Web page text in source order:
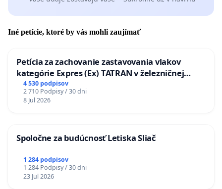
Iné petície, ktoré by vás mohli zaujímať
Petícia za zachovanie zastavovania vlakov
kategórie Expres (Ex) TATRAN v železničnej
stanici Púchov
4 530 podpisov
2 710 Podpisy / 30 dni
8 Jul 2026
Spoločne za budúcnosť Letiska Sliač
1 284 podpisov
1 284 Podpisy / 30 dni
23 Jul 2026